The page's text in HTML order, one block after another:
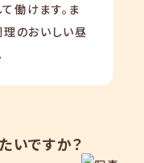
働けます。ま
のおいしい昼
いですか？